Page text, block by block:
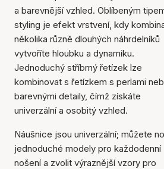
a barevnější vzhled. Oblíbeným
styling je efekt vrstvení, kdy
několika různě dlouhých náhrdelníků
vytvoříte hloubku a dynamiku.
Jednoduchý stříbrný řetízek lze
kombinovat s řetízkem s perlami
barevnými detaily, čímž získáte
univerzální a osobitý vzhled.
Náušnice jsou univerzální; můžete
jednoduché modely pro každodenní
nošení a zvolit výraznější vzory pro